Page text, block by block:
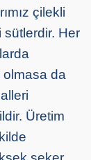
çilekli
Her
olmasa da
Üretim